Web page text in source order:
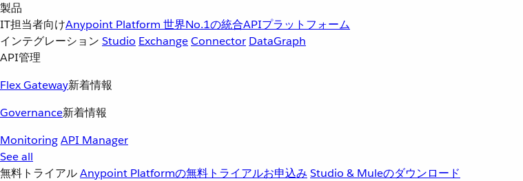
製品
IT担当者向けAnypoint Platform 世界No.1の統合APIプラットフォーム
インテグレーション Studio ExchangeConnector DataGraph
API管理
Flex Gateway新着情報
Governance新着情報
MonitoringAPI Manager
See all
無料トライアルAnypoint Platformの無料トライアルお申込み Studio & Muleのダウンロード